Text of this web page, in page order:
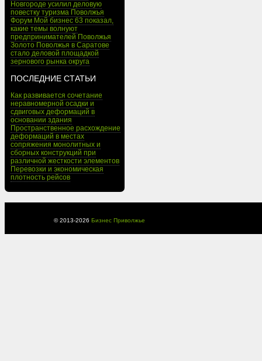
Новгороде усилил деловую
повестку туризма Поволжья
Форум Мой бизнес 63 показал,
какие темы волнуют
предпринимателей Поволжья
Золото Поволжья в Саратове
стало деловой площадкой
зернового рынка округа
ПОСЛЕДНИЕ СТАТЬИ
Как развивается сочетание
неравномерной осадки и
сдвиговых деформаций в
основании здания
Пространственное расхождение
деформаций в местах
сопряжения монолитных и
сборных конструкций при
различной жесткости элементов
Перевозки и экономическая
плотность рейсов
© 2013-2026 Бизнес Приволжье